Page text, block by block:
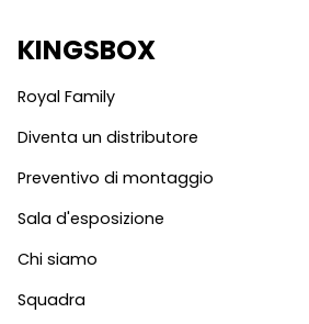
KINGSBOX
Royal Family
Diventa un distributore
Preventivo di montaggio
Sala d'esposizione
Chi siamo
Squadra